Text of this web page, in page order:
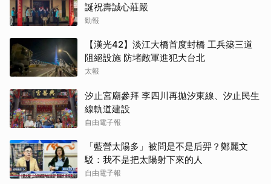
誕祝壽誠心莊嚴
勁報
【漢光42】淡江大橋首度封橋 工兵築三道
阻絕設施 防堵敵軍進犯大台北
太報
汐止宮廟參拜 李四川再拋汐東線、汐止民生
線軌道建設
自由電子報
「藍營太陽多」被問是不是后羿？鄭麗文
駁：我不是把太陽射下來的人
自由電子報